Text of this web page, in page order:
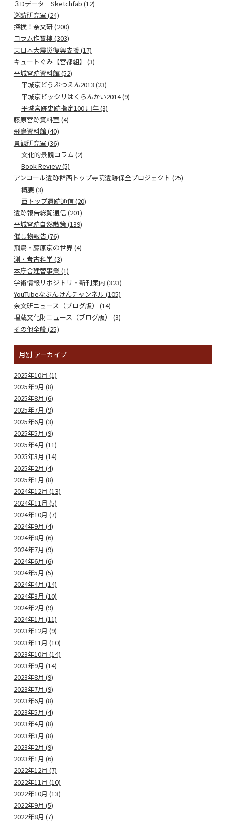
３Dデータ Sketchfab (12)
巡訪研究室 (24)
探検！奈文研 (200)
コラム作寶樓 (303)
東日本大震災復興支援 (17)
キュートぐみ【宮都組】 (3)
平城宮跡資料館 (52)
平城京どうぶつえん2013 (23)
平城京ビックリはくらんかい2014 (9)
平城宮跡史跡指定100 周年 (3)
藤原宮跡資料室 (4)
飛鳥資料館 (40)
景観研究室 (36)
文化的景観コラム (2)
Book Review (5)
アンコール遺跡群西トップ寺院遺跡保全プロジェクト (25)
概要 (3)
西トップ遺跡通信 (20)
遺跡報告総覧通信 (201)
平城宮跡自然散策 (139)
催し物報告 (76)
飛鳥・藤原京の世界 (4)
測・考古科学 (3)
本庁舎建替事業 (1)
学術情報リポジトリ・新刊案内 (323)
YouTubeなぶんけんチャンネル (105)
奈文研ニュース（ブログ版） (14)
埋蔵文化財ニュース（ブログ版） (3)
その他全般 (25)
月別 アーカイブ
2025年10月 (1)
2025年9月 (8)
2025年8月 (6)
2025年7月 (9)
2025年6月 (3)
2025年5月 (9)
2025年4月 (11)
2025年3月 (14)
2025年2月 (4)
2025年1月 (8)
2024年12月 (13)
2024年11月 (5)
2024年10月 (7)
2024年9月 (4)
2024年8月 (6)
2024年7月 (9)
2024年6月 (6)
2024年5月 (5)
2024年4月 (14)
2024年3月 (10)
2024年2月 (9)
2024年1月 (11)
2023年12月 (9)
2023年11月 (10)
2023年10月 (14)
2023年9月 (14)
2023年8月 (9)
2023年7月 (9)
2023年6月 (8)
2023年5月 (4)
2023年4月 (8)
2023年3月 (8)
2023年2月 (9)
2023年1月 (6)
2022年12月 (7)
2022年11月 (10)
2022年10月 (13)
2022年9月 (5)
2022年8月 (7)